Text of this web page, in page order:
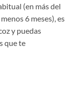
(en más del
6 meses), es
y puedas
que te